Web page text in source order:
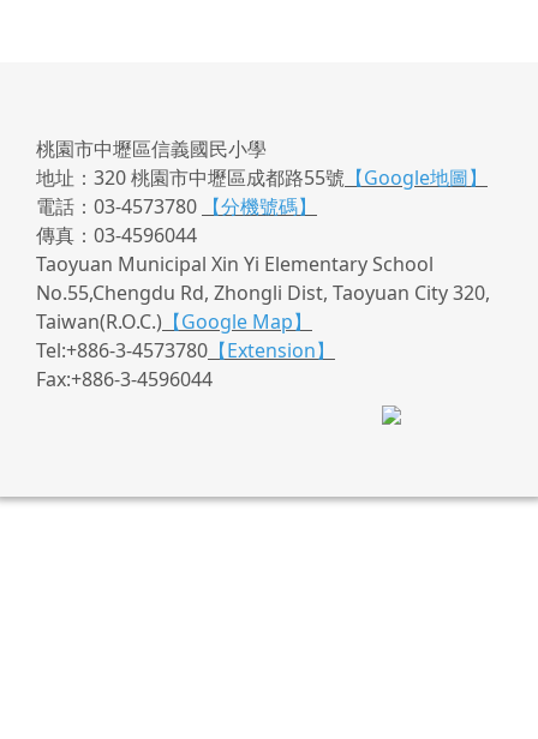
桃園市中壢區信義國民小學
地址：320 桃園市中壢區成都路55號 【Google地圖】
電話：03-4573780
【分機號碼】
傳真：03-4596044
Taoyuan Municipal Xin Yi Elementary School
No.55,Chengdu Rd, Zhongli Dist, Taoyuan City 320,
Taiwan(R.O.C.) 【Google Map】
Tel:+886-3-4573780 【Extension】
Fax:+886-3-4596044